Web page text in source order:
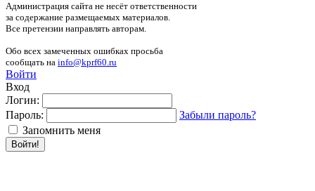
Администрация сайта не несёт ответственности
за содержание размещаемых материалов.
Все претензии направлять авторам.
Обо всех замеченных ошибках просьба
сообщать на info@kprf60.ru
Войти
Вход
Логин:
Пароль:
Забыли пароль?
Запомнить меня